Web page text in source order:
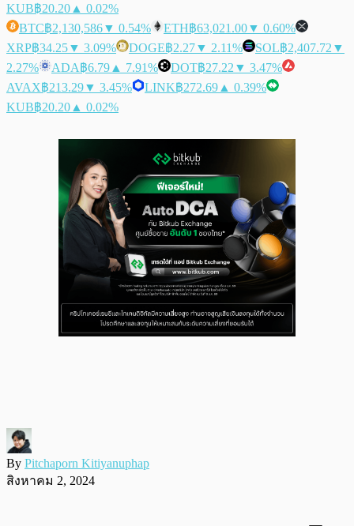
KUB฿20.20 ▲ 0.02%
BTC฿2,130,586▼ 0.54% ETH฿63,021.00▼ 0.60%
XRP฿34.25▼ 3.09% DOGE฿2.27▼ 2.11% SOL฿2,407.72 ▼
2.27%
ADA฿6.79 ▲ 7.91% DOT฿27.22 ▼ 3.47%
AVAX฿213.29▼ 3.45% LINK฿272.69 ▲ 0.39%
KUB฿20.20 ▲ 0.02%
By Pitchaporn Kitiyanuphap
สิงหาคม 2, 2024